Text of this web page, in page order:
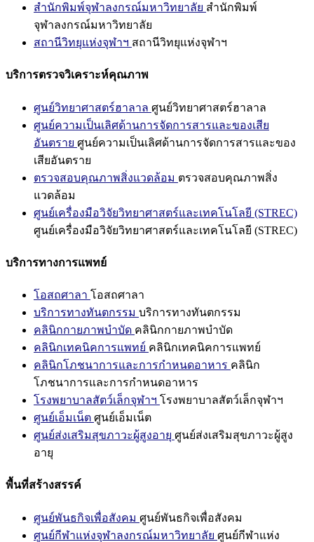
สำนักพิมพ์จุฬาลงกรณ์มหาวิทยาลัย สำนักพิมพ์
จุฬาลงกรณ์มหาวิทยาลัย
สถานีวิทยุแห่งจุฬาฯ สถานีวิทยุแห่งจุฬาฯ
บริการตรวจวิเคราะห์คุณภาพ
ศูนย์วิทยาศาสตร์ฮาลาล ศูนย์วิทยาศาสตร์ฮาลาล
ศูนย์ความเป็นเลิศด้านการจัดการสารและของเสีย
อันตราย ศูนย์ความเป็นเลิศด้านการจัดการสารและของ
เสียอันตราย
ตรวจสอบคุณภาพสิ่งแวดล้อม ตรวจสอบคุณภาพสิ่ง
แวดล้อม
ศูนย์เครื่องมือวิจัยวิทยาศาสตร์และเทคโนโลยี (STREC)
ศูนย์เครื่องมือวิจัยวิทยาศาสตร์และเทคโนโลยี (STREC)
บริการทางการแพทย์
โอสถศาลา โอสถศาลา
บริการทางทันตกรรม บริการทางทันตกรรม
คลินิกกายภาพบำบัด คลินิกกายภาพบำบัด
คลินิกเทคนิคการแพทย์ คลินิกเทคนิคการแพทย์
คลินิกโภชนาการและการกำหนดอาหาร คลินิก
โภชนาการและการกำหนดอาหาร
โรงพยาบาลสัตว์เล็กจุฬาฯ โรงพยาบาลสัตว์เล็กจุฬาฯ
ศูนย์เอ็มเน็ต ศูนย์เอ็มเน็ต
ศูนย์ส่งเสริมสุขภาวะผู้สูงอายุ ศูนย์ส่งเสริมสุขภาวะผู้สูง
อายุ
พื้นที่สร้างสรรค์
ศูนย์พันธกิจเพื่อสังคม ศูนย์พันธกิจเพื่อสังคม
ศูนย์กีฬาแห่งจุฬาลงกรณ์มหาวิทยาลัย ศูนย์กีฬาแห่ง